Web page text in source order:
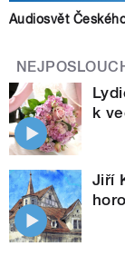
Audiosvět
k
Jiří